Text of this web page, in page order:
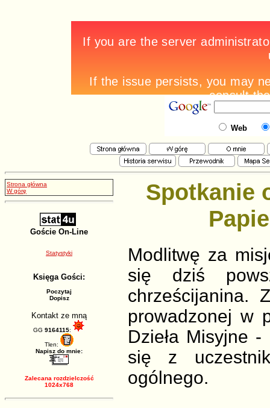
Web
Strona główna
W górę
Goście On-Line
Statystyki
Księga Gości:
Poczytaj
Dopisz
Kontakt ze mną
GG 9164115:
Tlen:
Napisz do mnie:
Zalecana rozdzielczość
1024x768
Spotkanie
Modlitwę za
się dziś
chrześcijanina.
prowadzonej w
Dzieła Misyjne
się z
ogólnego.